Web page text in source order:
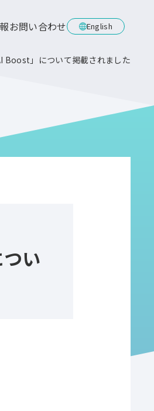
お問い合わせ English
Boost」について掲載されました
い